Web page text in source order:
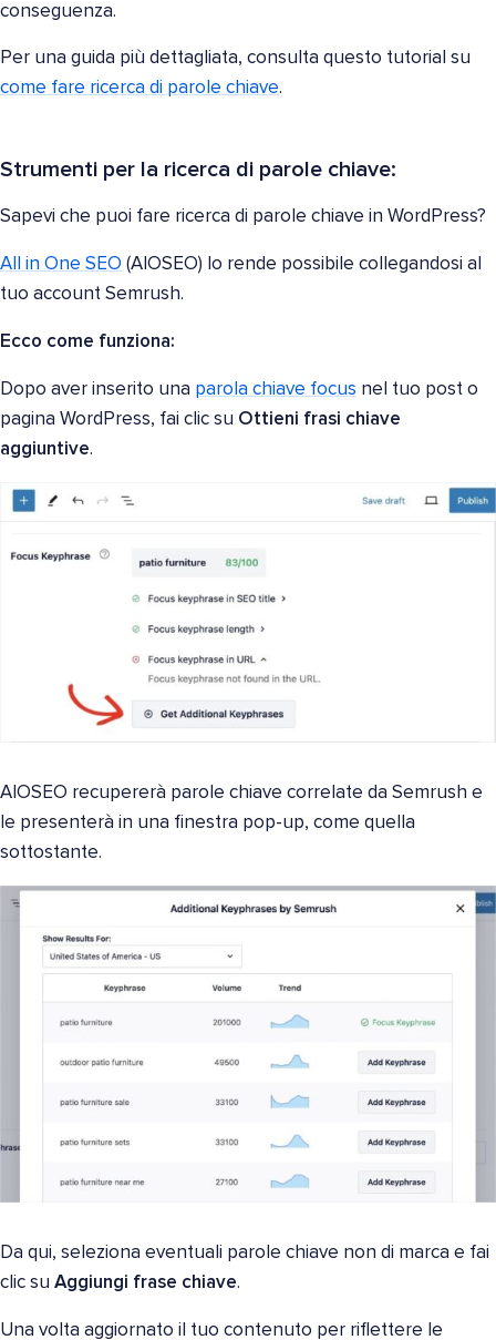
conseguenza.
Per una guida più dettagliata, consulta questo tutorial su
come fare ricerca di parole chiave.
Strumenti per la ricerca di parole chiave:
Sapevi che puoi fare ricerca di parole chiave in WordPress?
All in One SEO (AIOSEO) lo rende possibile collegandosi al
tuo account Semrush.
Ecco come funziona:
Dopo aver inserito una parola chiave focus nel tuo post o
pagina WordPress, fai clic su Ottieni frasi chiave
aggiuntive.
AIOSEO recupererà parole chiave correlate da Semrush e
le presenterà in una finestra pop-up, come quella
sottostante.
Da qui, seleziona eventuali parole chiave non di marca e fai
clic su Aggiungi frase chiave.
Una volta aggiornato il tuo contenuto per riflettere le